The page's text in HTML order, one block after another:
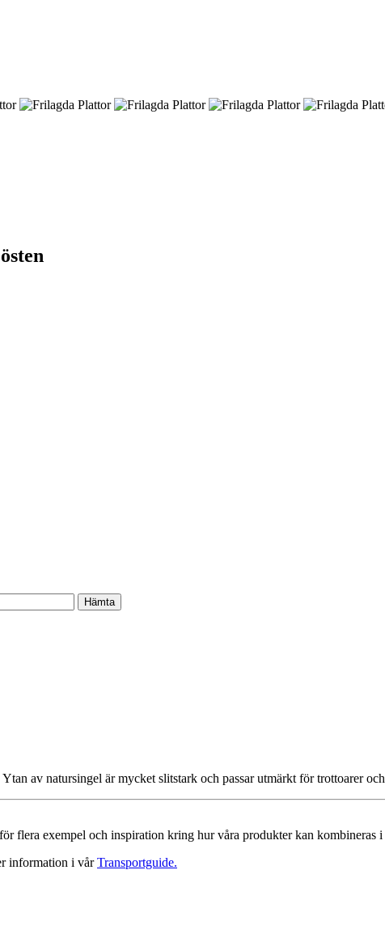
av natursingel är mycket slitstark och passar utmärkt för trottoarer
flera exempel och inspiration kring hur våra produkter kan kombineras
information i vårTransportguide.